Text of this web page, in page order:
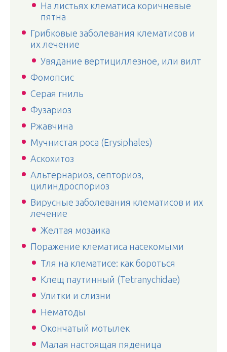
На листьях клематиса коричневые
пятна
Грибковые заболевания клематисов и
их лечение
Увядание вертициллезное, или вилт
Фомопсис
Серая гниль
Фузариоз
Ржавчина
Мучнистая роса (Erysiphales)
Аскохитоз
Альтернариоз, септориоз,
цилиндроспориоз
Вирусные заболевания клематисов и их
лечение
Желтая мозаика
Поражение клематиса насекомыми
Тля на клематисе: как бороться
Клещ паутинный (Tetranychidae)
Улитки и слизни
Нематоды
Окончатый мотылек
Малая настоящая пяденица